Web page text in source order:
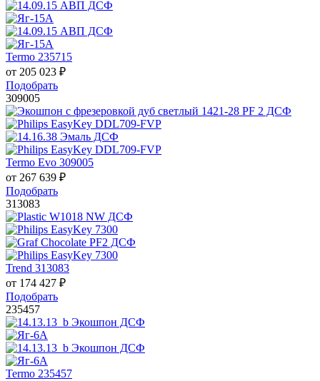
Termo 235715
от 205 023 ₽
Подобрать
309005
Termo Evo 309005
от 267 639 ₽
Подобрать
313083
Trend 313083
от 174 427 ₽
Подобрать
235457
Termo 235457